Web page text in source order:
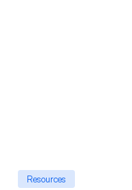
Resources